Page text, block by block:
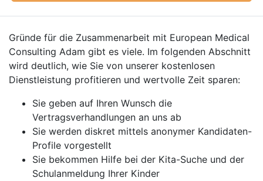
Gründe für die Zusammenarbeit mit European Medical
Consulting Adam gibt es viele. Im folgenden Abschnitt
wird deutlich, wie Sie von unserer kostenlosen
Dienstleistung profitieren und wertvolle Zeit sparen:
Sie geben auf Ihren Wunsch die
Vertragsverhandlungen an uns ab
Sie werden diskret mittels anonymer Kandidaten-
Profile vorgestellt
Sie bekommen Hilfe bei der Kita-Suche und der
Schulanmeldung Ihrer Kinder